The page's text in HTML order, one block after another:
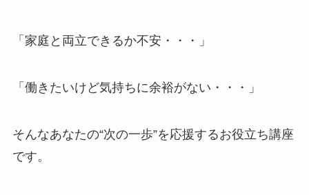
「家庭と両立できるか不安・・・」
「働きたいけど気持ちに余裕がない・・・」
そんなあなたの“次の一歩”を応援するお役立ち講座
です。